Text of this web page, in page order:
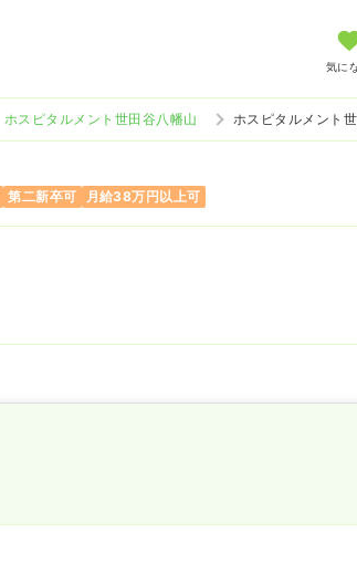
気に
ホスピタルメント世田谷八幡山 ホスピタルメント
第二新卒可 月給38万円以上可